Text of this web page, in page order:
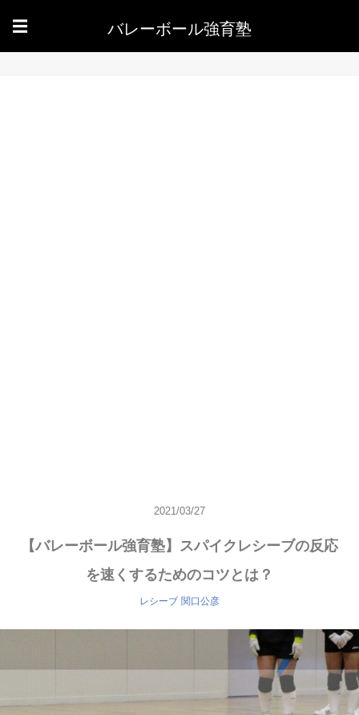
☰ バレーボール強育塾
2021/03/27
【バレーボール強育塾】スパイクレシーブの反応
を速くするためのコツとは？
レシーブ 関口公彦